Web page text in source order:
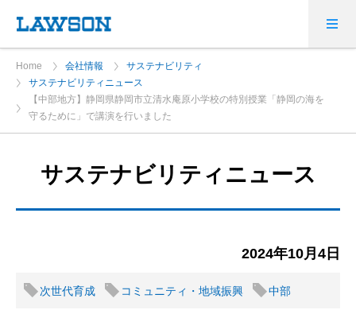
Home 会社情報
サステナビリティ
サステナビリティニュース
【中部地方】静岡県静岡市立清水庵原小学校の特別授業「静岡の海を
守るために」で講演を行いました
サステナビリティニュース
2024年10月4日
次世代育成 コミュニティ・地域振興 中部